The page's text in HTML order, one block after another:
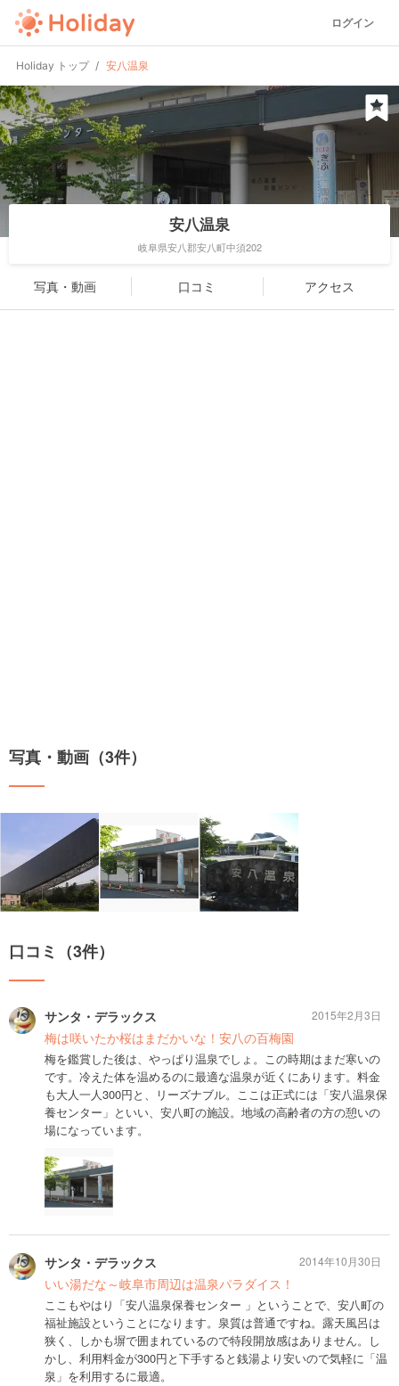
ログイン
Holiday トップ 安八温泉
安八温泉
岐阜県安八郡安八町中須202
写真・動画 口コミ アクセス
写真・動画（3件）
口コミ（3件）
サンタ・デラックス
梅は咲いたか桜はまだかいな！安八の百梅園
梅を鑑賞した後は、やっぱり温泉でしょ。この時期はまだ寒いの
です。冷えた体を温めるのに最適な温泉が近くにあります。料金
も大人一人300円と、リーズナブル。ここは正式には「安八温泉保
養センター」といい、安八町の施設。地域の高齢者の方の憩いの
場になっています。
2015年2月3日
サンタ・デラックス
いい湯だな～岐阜市周辺は温泉パラダイス！
ここもやはり「安八温泉保養センター 」ということで、安八町の
福祉施設ということになります。泉質は普通ですね。露天風呂は
狭く、しかも塀で囲まれているので特段開放感はありません。し
かし、利用料金が300円と下手すると銭湯より安いので気軽に「温
泉」を利用するに最適。
2014年10月30日